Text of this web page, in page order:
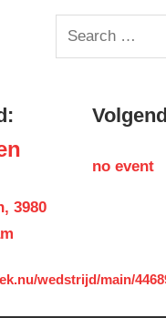
Search
for:
3980
wedstrijd/main/
no event